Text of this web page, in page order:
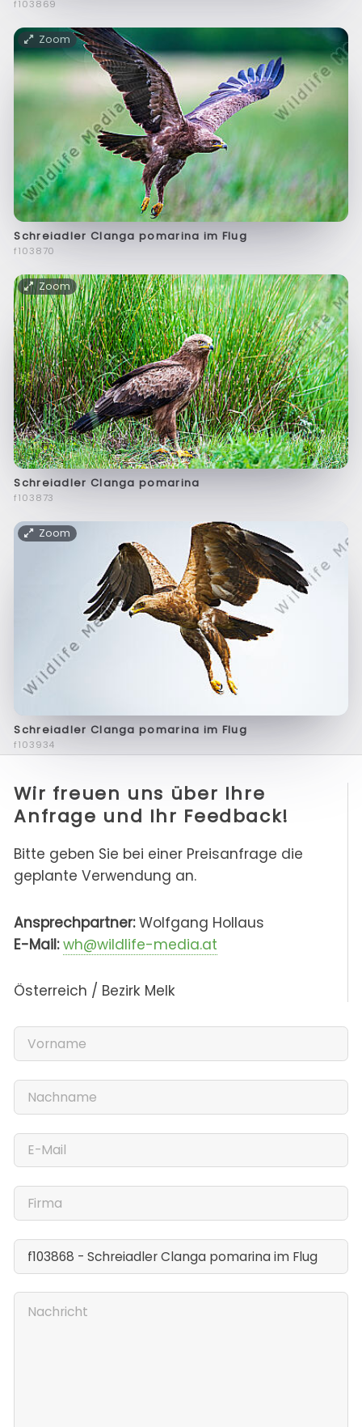
f103869
Zoom
Schreiadler Clanga pomarina im Flug
f103870
Zoom
Schreiadler Clanga pomarina
f103873
Zoom
Schreiadler Clanga pomarina im Flug
f103934
Wir freuen uns über Ihre
Anfrage und Ihr Feedback!
Bitte geben Sie bei einer Preisanfrage die
geplante Verwendung an.
Ansprechpartner:Wolfgang Hollaus
E-Mail: wh@wildlife-media.at
Österreich / Bezirk Melk